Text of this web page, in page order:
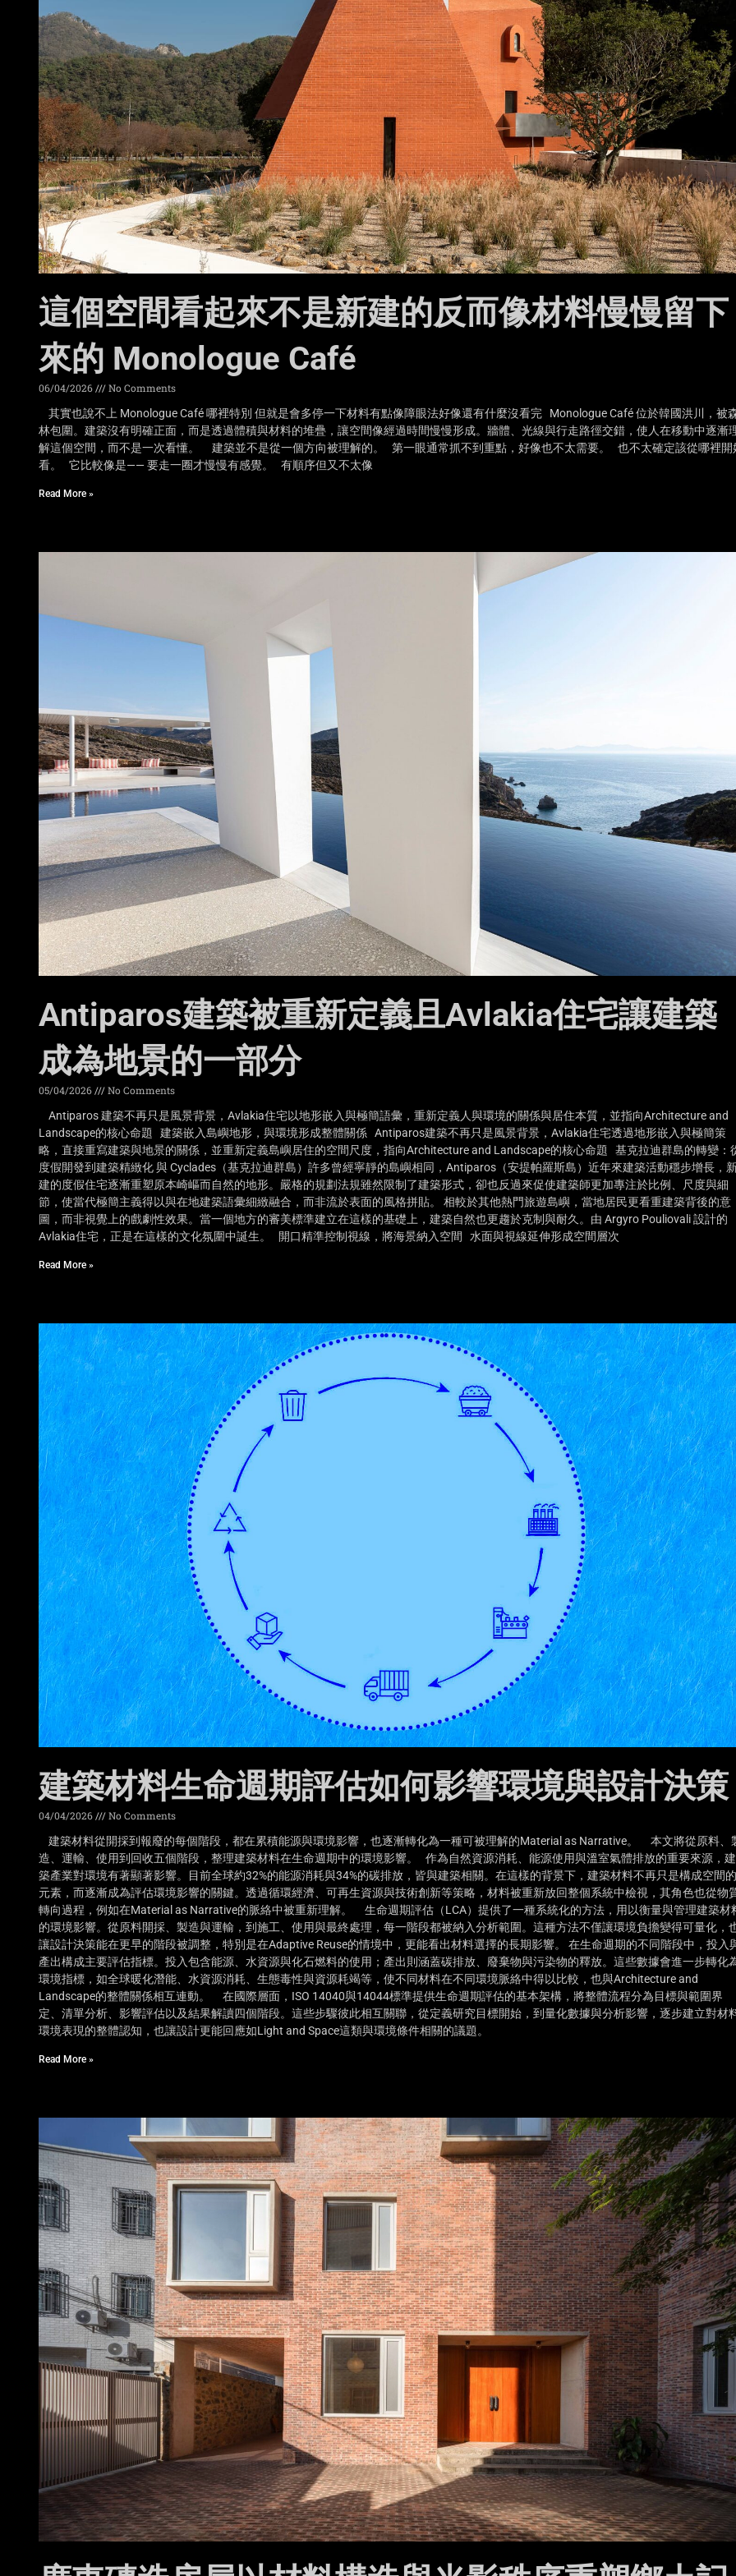
這個空間看起來不是新建的反而像材料慢慢留下
來的 Monologue Café
06/04/2026
No Comments
其實也說不上 Monologue Café 哪裡特別 但就是會多停一下材料有點像障眼法好像還有什麼沒看完 Monologue Café 位於韓國洪川，被
林包圍。建築沒有明確正面，而是透過體積與材料的堆疊，讓空間像經過時間慢慢形成。牆體、光線與行走路徑交錯，使人在移動中逐漸
解這個空間，而不是一次看懂。 建築並不是從一個方向被理解的。 第一眼通常抓不到重點，好像也不太需要。 也不太確定該從哪裡開
看。 它比較像是—— 要走一圈才慢慢有感覺。 有順序但又不太像
Read More »
Antiparos建築被重新定義且Avlakia住宅讓建築
成為地景的一部分
05/04/2026
No Comments
Antiparos 建築不再只是風景背景，Avlakia住宅以地形嵌入與極簡語彙，重新定義人與環境的關係與居住本質，並指向Architecture and
Landscape的核心命題 建築嵌入島嶼地形，與環境形成整體關係 Antiparos建築不再只是風景背景，Avlakia住宅透過地形嵌入與極簡策
略，直接重寫建築與地景的關係，並重新定義島嶼居住的空間尺度，指向Architecture and Landscape的核心命題 基克拉迪群島的轉變：
度假開發到建築精緻化 與 Cyclades（基克拉迪群島）許多曾經寧靜的島嶼相同，Antiparos（安提帕羅斯島）近年來建築活動穩步增長，
建的度假住宅逐漸重塑原本崎嶇而自然的地形。嚴格的規劃法規雖然限制了建築形式，卻也反過來促使建築師更加專注於比例、尺度與細
節，使當代極簡主義得以與在地建築語彙細緻融合，而非流於表面的風格拼貼。 相較於其他熱門旅遊島嶼，當地居民更看重建築背後的意
圖，而非視覺上的戲劇性效果。當一個地方的審美標準建立在這樣的基礎上，建築自然也更趨於克制與耐久。由 Argyro Pouliovali 設計的
Avlakia住宅，正是在這樣的文化氛圍中誕生。 開口精準控制視線，將海景納入空間 水面與視線延伸形成空間層次
Read More »
建築材料生命週期評估如何影響環境與設計決策
04/04/2026
No Comments
建築材料從開採到報廢的每個階段，都在累積能源與環境影響，也逐漸轉化為一種可被理解的Material as Narrative。 本文將從原料、
造、運輸、使用到回收五個階段，整理建築材料在生命週期中的環境影響。 作為自然資源消耗、能源使用與溫室氣體排放的重要來源，建
築產業對環境有著顯著影響。目前全球約32%的能源消耗與34%的碳排放，皆與建築相關。在這樣的背景下，建築材料不再只是構成空間的
元素，而逐漸成為評估環境影響的關鍵。透過循環經濟、可再生資源與技術創新等策略，材料被重新放回整個系統中檢視，其角色也從物
轉向過程，例如在Material as Narrative的脈絡中被重新理解。 生命週期評估（LCA）提供了一種系統化的方法，用以衡量與管理建築材
的環境影響。從原料開採、製造與運輸，到施工、使用與最終處理，每一階段都被納入分析範圍。這種方法不僅讓環境負擔變得可量化，
讓設計決策能在更早的階段被調整，特別是在Adaptive Reuse的情境中，更能看出材料選擇的長期影響。 在生命週期的不同階段中，投入
產出構成主要評估指標。投入包含能源、水資源與化石燃料的使用；產出則涵蓋碳排放、廢棄物與污染物的釋放。這些數據會進一步轉化
環境指標，如全球暖化潛能、水資源消耗、生態毒性與資源耗竭等，使不同材料在不同環境脈絡中得以比較，也與Architecture and
Landscape的整體關係相互連動。 在國際層面，ISO 14040與14044標準提供生命週期評估的基本架構，將整體流程分為目標與範圍界
定、清單分析、影響評估以及結果解讀四個階段。這些步驟彼此相互關聯，從定義研究目標開始，到量化數據與分析影響，逐步建立對材
環境表現的整體認知，也讓設計更能回應如Light and Space這類與環境條件相關的議題。
Read More »